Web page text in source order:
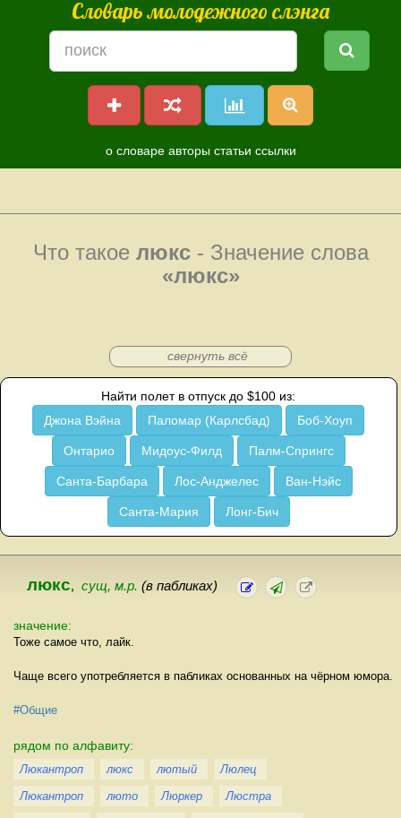
Словарь молодежного слэнга
о словаре авторы статьи ссылки
Что такое люкс- Значение слова
«люкс»
свернуть всё
Найти полет в отпуск до $100 из:
Джона Вэйна
Паломар (Карлсбад) Боб-Хоуп
Онтарио Мидоус-Филд Палм-Спрингс
Санта-Барбара Лос-Анджелес Ван-Нэйс
Санта-Мария Лонг-Бич
люкс, сущ, м.р. (в пабликах)
значение:
Тоже самое что, лайк.
Чаще всего употребляется в пабликах основанных на чёрном юмора.
#Общие
рядом по алфавиту:
Люкантроп люкс лютый
Люлец
Люкантроп
люто Люркер
Люстра